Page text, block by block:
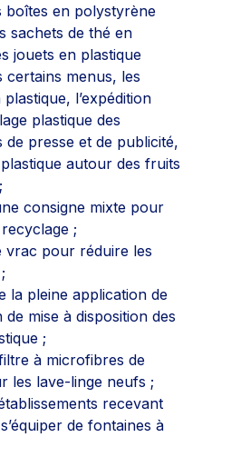
boîtes en polystyrène
sachets de thé en
jouets en plastique
certains menus, les
l’expédition
plastique des
de presse et de publicité,
plastique autour des fruits
consigne mixte pour
;
vrac pour réduire les
la pleine application de
de mise à disposition des
;
à microfibres de
les lave-linge neufs ;
recevant
de fontaines à